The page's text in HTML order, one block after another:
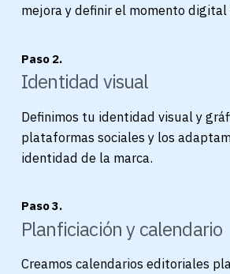
mejora y definir el momento
Paso 2.
Identidad visual
Definimos tu identidad visual y
plataformas sociales y los
identidad de la marca.
Paso 3.
Planficiación y calendario
Creamos calendarios editoriales